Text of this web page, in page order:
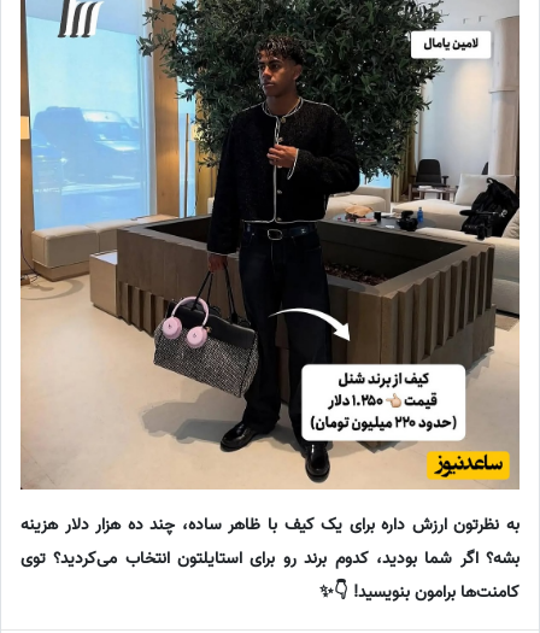
به نظرتون ارزش داره برای یک کیف با ظاهر ساده، چند ده هزار دلار هزینه
بشه؟ اگر شما بودید، کدوم برند رو برای استایلتون انتخاب می‌کردید؟ توی
کامنت‌ها برامون بنویسید! 👇✨